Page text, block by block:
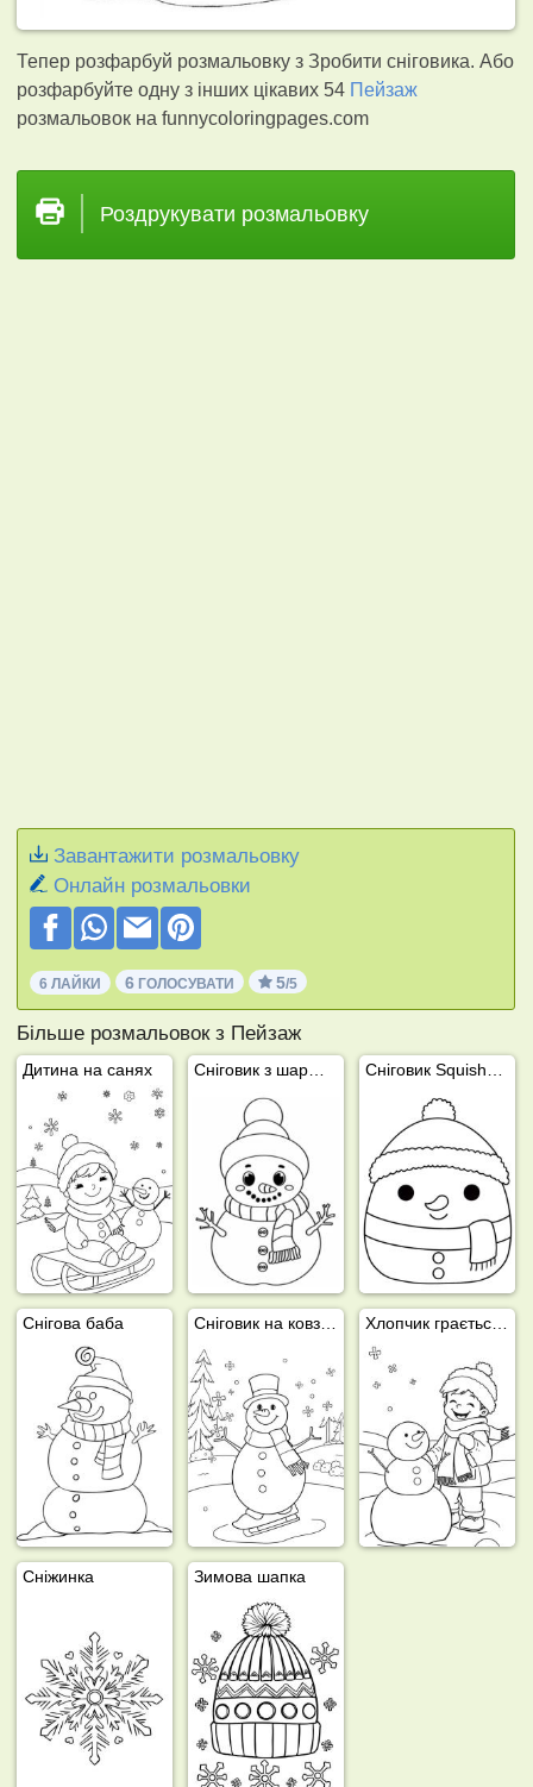
Тепер розфарбуй розмальовку з Зробити сніговика. Або
розфарбуйте одну з інших цікавих 54 Пейзаж
розмальовок на funnycoloringpages.com
Роздрукувати розмальовку
Завантажити розмальовку
Онлайн розмальовки
6 ЛАЙКИ 6 ГОЛОСУВАТИ 5/5
Більше розмальовок з Пейзаж
Дитина на санях
Снігова баба
Сніжинка Зимова шапка